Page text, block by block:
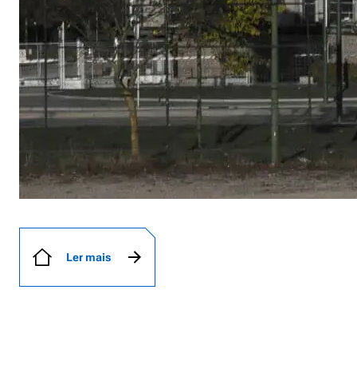
Ler mais